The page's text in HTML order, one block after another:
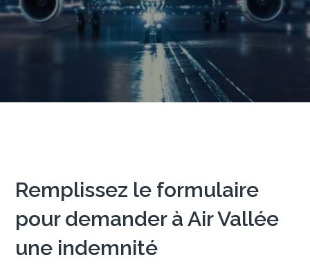
Remplissez le formulaire
pour demander à Air Vallée
une indemnité